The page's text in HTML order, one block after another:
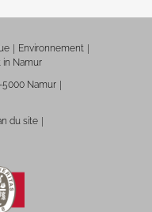
Environnement
in Namur
5000 Namur
du site